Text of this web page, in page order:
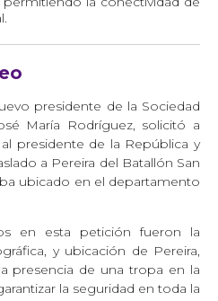
presidente de la Sociedad
María Rodríguez, solicitó a
presidente de la República y
a Pereira del Batallón San
ubicado en el departamento
en esta petición fueron la
y ubicación de Pereira,
presencia de una tropa en la
la seguridad en toda la